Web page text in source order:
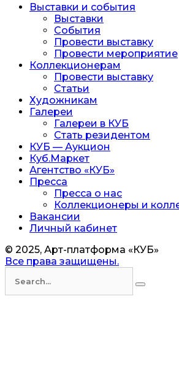
Выставки и события
Выставки
События
Провести выставку
Провести мероприятие
Коллекционерам
Провести выставку
Статьи
Художникам
Галереи
Галереи в КУБ
Стать резидентом
КУБ — Аукцион
Куб.Маркет
Агентство «КУБ»
Пресса
Пресса о нас
Коллекционеры и
Вакансии
Личный кабинет
© 2025, Арт-платформа «КУБ»
Все права защищены.